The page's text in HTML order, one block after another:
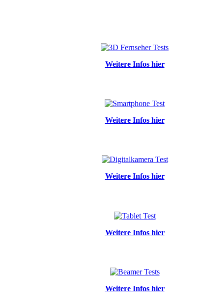
Weitere Infos hier
Weitere Infos hier
Weitere Infos hier
Weitere Infos hier
Weitere Infos hier